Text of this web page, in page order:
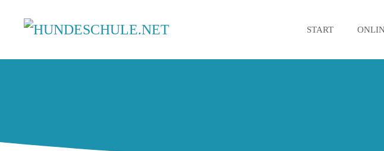
START